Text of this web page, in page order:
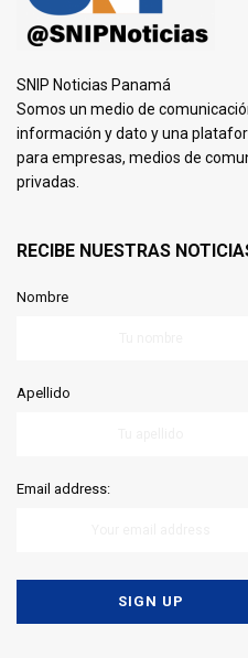
SNIP Noticias Panamá
Somos un medio de
información y dato y una
para empresas, medios de
privadas.
RECIBE NUESTRAS
Nombre
Apellido
Email address: